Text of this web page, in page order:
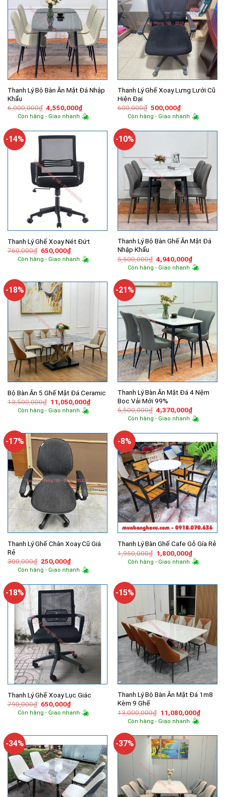
Thanh Lý Bộ Bàn Ăn Mặt Đá Nhập
Khẩu
6,000,000₫ Giá
gốc
là:
4,550,000₫Giá
hiện
tại
4,550,000₫.
Còn hàng - Giao nhanh
Thanh Lý Ghế Xoay Lưng Lưới Cũ
Hiện Đại
600,000₫ Giá
gốc
là:
500,000₫Giá
hiện
tại
500,000₫.
Còn hàng - Giao nhanh
-14%
Thanh Lý Ghế Xoay Nét Đứt
760,000₫ Giá
gốc
là:
650,000₫Giá
hiện
tại
Còn hàng - Giao nhanh
-10%
Thanh Lý Bộ Bàn Ghế Ăn Mặt Đá
Nhập Khẩu
5,500,000₫ Giá
gốc
là:
4,940,000₫Giá
hiện
tại
Còn hàng - Giao nhanh
-18%
Bộ Bàn Ăn 5 Ghế Mặt Đá Ceramic
13,500,000₫ Giá
gốc
là:
11,050,000₫Giá
hiện
Còn hàng - Giao nhanh
-21%
Thanh Lý Bàn Ăn Mặt Đá 4 Nệm
Bọc Vải Mới 99%
5,500,000₫ Giá
gốc
là:
4,370,000₫Giá
hiện
tại
Còn hàng - Giao nhanh
-17%
Thanh Lý Ghế Chân Xoay Cũ Giá
Rẻ
300,000₫ Giá
gốc
là:
250,000₫Giá
hiện
tại
250,000₫.
Còn hàng - Giao nhanh
-8%
Thanh Lý Bàn Ghế Cafe Gỗ Gía Rẻ
1,950,000₫ Giá
gốc
là:
1,800,000₫Giá
hiện
tại
Còn hàng - Giao nhanh
-18%
Thanh Lý Ghế Xoay Lục Giác
790,000₫ Giá
gốc
là:
650,000₫Giá
hiện
tại
Còn hàng - Giao nhanh
-15%
Thanh Lý Bộ Bàn Ăn Mặt Đá 1m8
Kèm 9 Ghế
13,000,000₫ Giá
gốc
là:
11,080,000₫Giá
hiện
Còn hàng - Giao nhanh
-34% -37%